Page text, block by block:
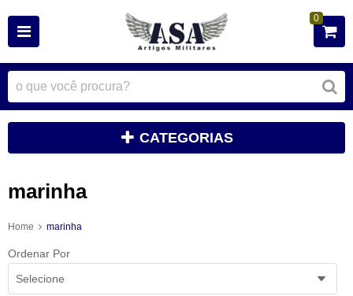
0
CATEGORIAS
marinha
Home marinha
Ordenar Por
Selecione